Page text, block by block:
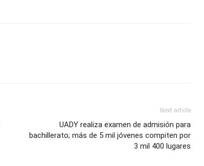
Next article
UADY realiza examen de admisión para
bachillerato; más de 5 mil jóvenes compiten por
3 mil 400 lugares